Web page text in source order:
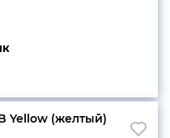
Yellow (желтый)